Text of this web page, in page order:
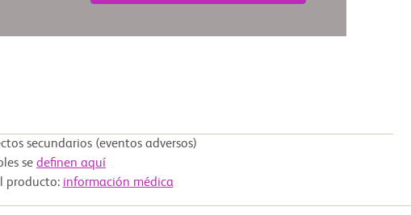
secundarios (eventos adversos)
se definen aquí
producto: información médica